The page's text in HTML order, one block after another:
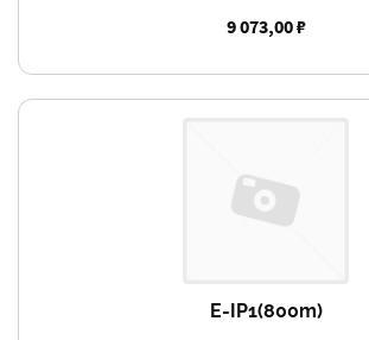
9 073,00 ₽
E-IP1(800m)